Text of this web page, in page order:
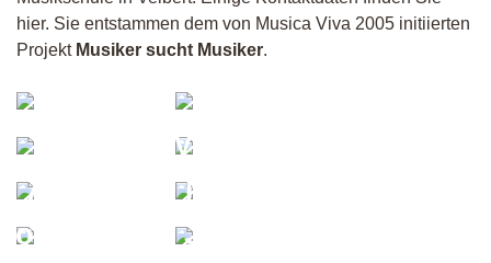
hier. Sie entstammen dem von Musica Viva 2005 initiierten
Projekt Musiker sucht Musiker.
Violinistin
Andreas
Matthias
Jouliena